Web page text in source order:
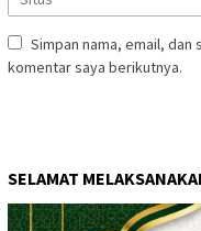
Simpan nama, email,
komentar saya berikutnya.
SELAMAT